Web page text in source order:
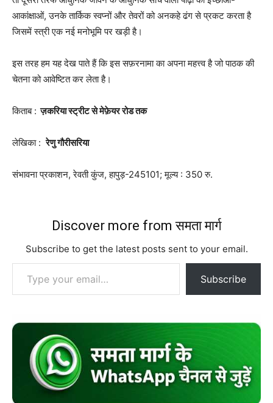
आकांक्षाओं, उनके तार्किक स्वप्नों और तेवरों को अनकहे ढंग से प्रकट करता है
जिसमें स्त्री एक नई मनोभूमि पर खड़ी है।
इस तरह हम यह देख पाते हैं कि इस सफ़रनामा का अपना महत्त्व है जो पाठक की
चेतना को आवेष्टित कर लेता है।
किताब : ज़करिया स्ट्रीट से मेफ़ेयर रोड तक
लेखिका :रेणु गौरीसरिया
संभावना प्रकाशन, रेवती कुंज, हापुड़-245101; मूल्य : 350 रु.
Discover more from समता मार्ग
Subscribe to get the latest posts sent to your email.
Type your email…
Subscribe